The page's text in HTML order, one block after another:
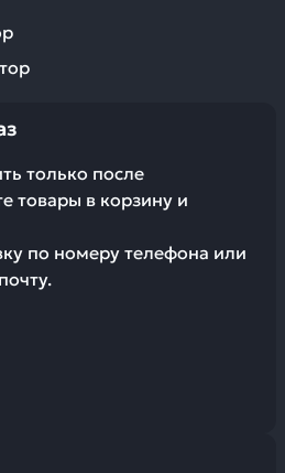
только после
товары в корзину и
по номеру телефона или